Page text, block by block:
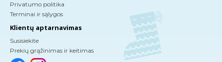
Privatumo politika
Terminai ir sąlygos
Klientų aptarnavimas
Susisiekite
Prekių grąžinimas ir keitimas